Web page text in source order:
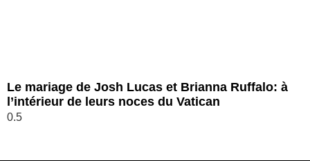
Le mariage de Josh Lucas et Brianna Ruffalo: à
l’intérieur de leurs noces du Vatican